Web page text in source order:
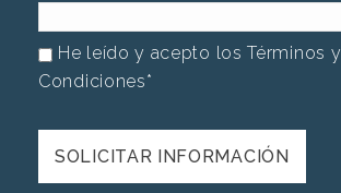
He leído y acepto los Términos y
Condiciones*